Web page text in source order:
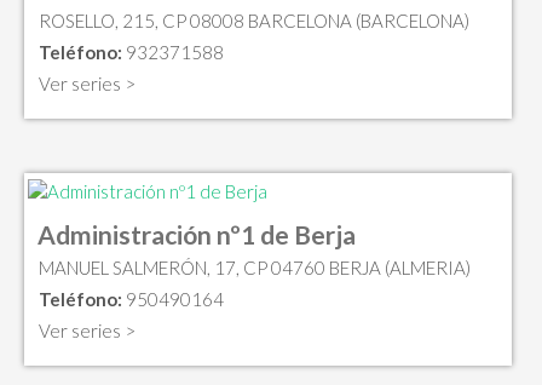
ROSELLO, 215, CP 08008 BARCELONA (BARCELONA)
Teléfono: 932371588
Ver series >
Administración nº1 de Berja
MANUEL SALMERÓN, 17, CP 04760 BERJA (ALMERIA)
Teléfono: 950490164
Ver series >